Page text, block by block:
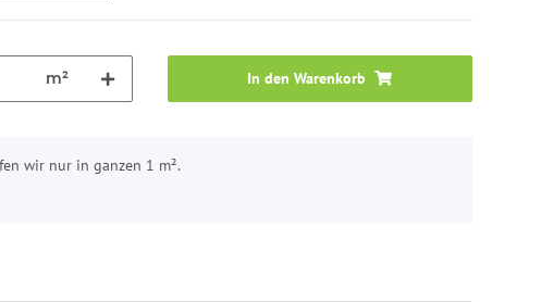
m² In den Warenkorb
wir nur in ganzen 1 m².